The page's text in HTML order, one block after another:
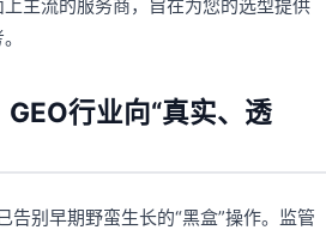
主流的服务商，旨在为您的选型提供
行业向“真实、透
告别早期野蛮生长的“黑盒”操作。监管